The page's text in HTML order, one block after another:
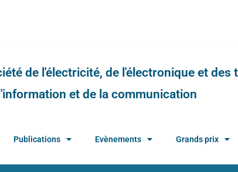
de l'électricité, de l'électronique et des
et de la communication
Publications Evènements Grands prix